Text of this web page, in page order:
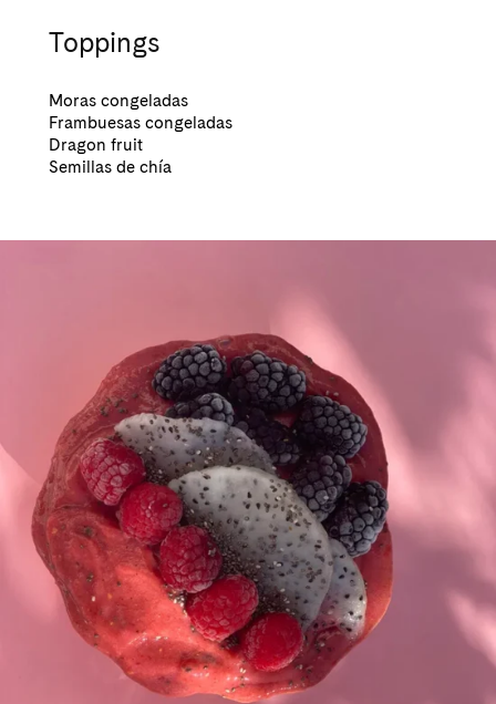
Toppings
Moras congeladas
Frambuesas congeladas
Dragon fruit
Semillas de chía